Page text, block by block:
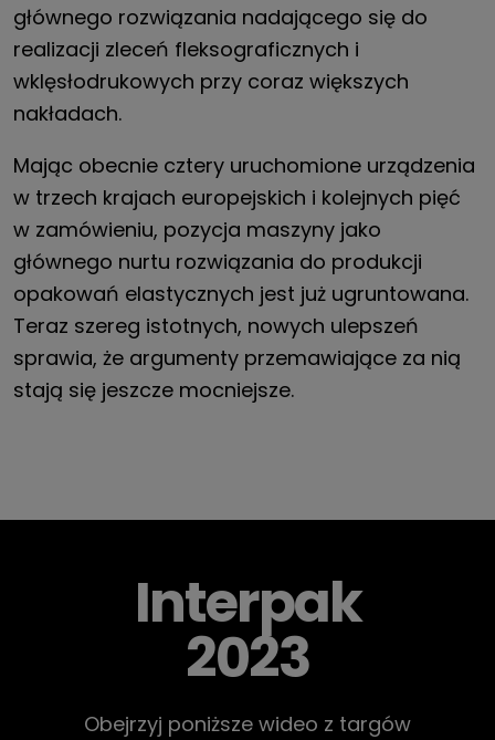
głównego rozwiązania nadającego się do
realizacji zleceń fleksograficznych i
wklęsłodrukowych przy coraz większych
nakładach.
Mając obecnie cztery uruchomione urządzenia
w trzech krajach europejskich i kolejnych pięć
w zamówieniu, pozycja maszyny jako
głównego nurtu rozwiązania do produkcji
opakowań elastycznych jest już ugruntowana.
Teraz szereg istotnych, nowych ulepszeń
sprawia, że argumenty przemawiające za nią
stają się jeszcze mocniejsze.
Interpak
2023
Obejrzyj poniższe wideo z targów